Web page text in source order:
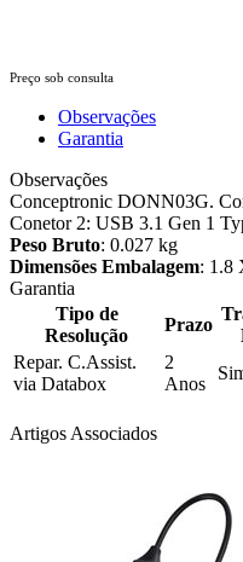
Preço sob consulta
Observações
Garantia
Observações
Conceptronic DONN03G.
Conetor 2: USB 3.1 Gen 1
Peso Bruto: 0.027 kg
Dimensões Embalagem: 1.8
Garantia
Tipo de
Resolução
Prazo
Repar. C.Assist.
via Databox
2
Anos
Artigos Associados